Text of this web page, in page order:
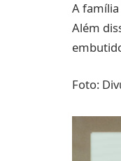
A família
Além
Foto: